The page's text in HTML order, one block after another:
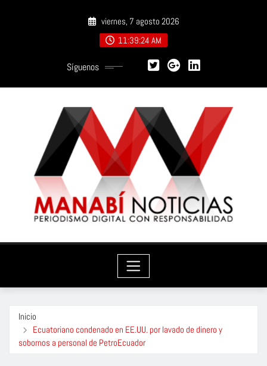
viernes, 7 agosto 2026
11:39:26 AM
Síguenos
Inicio
Ecuatoriano condenado en EE.UU. por lavado de dinero y
sobornos a personal de PetroEcuador